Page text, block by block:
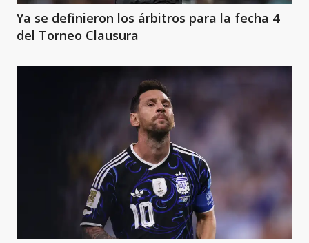
Ya se definieron los árbitros para la fecha 4
del Torneo Clausura